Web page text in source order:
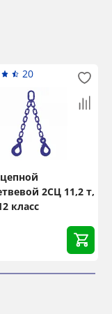
20
2СЦ 11,2 т,
класс